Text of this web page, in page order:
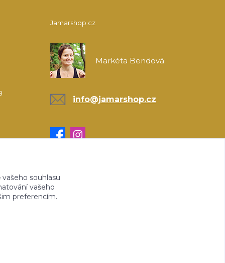
Jamarshop.cz
Markéta Bendová
info@jamarshop.cz
souhlasu
vašeho
preferencím.